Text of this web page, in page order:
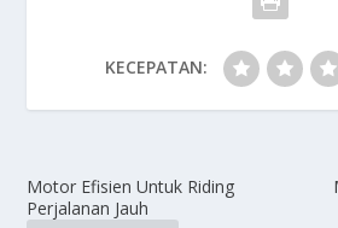
KECEPATAN:
Motor Efisien Untuk Riding
Perjalanan Jauh